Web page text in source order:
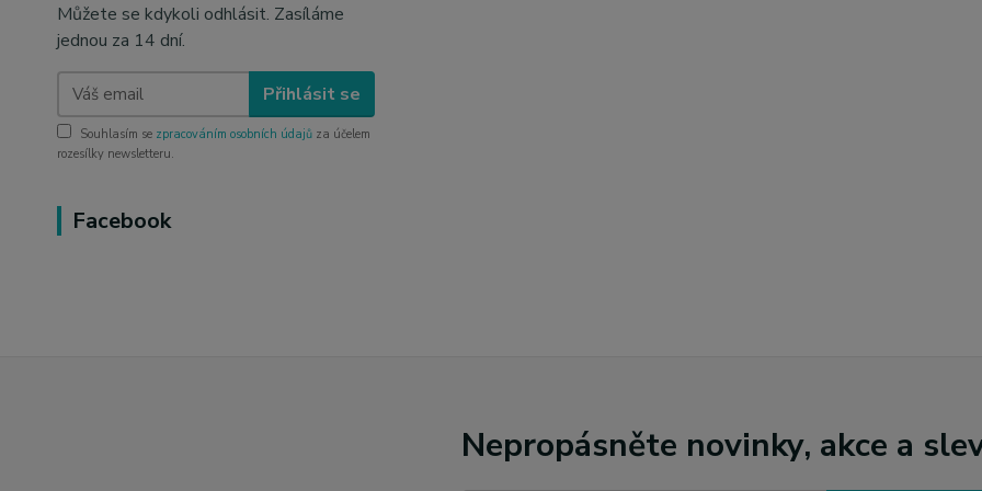
Můžete se kdykoli odhlásit. Zasíláme
jednou za 14 dní.
Přihlásit se
Souhlasím se zpracováním osobních údajů za účelem
rozesílky newsletteru.
Facebook
Nepropásněte novinky, akce a